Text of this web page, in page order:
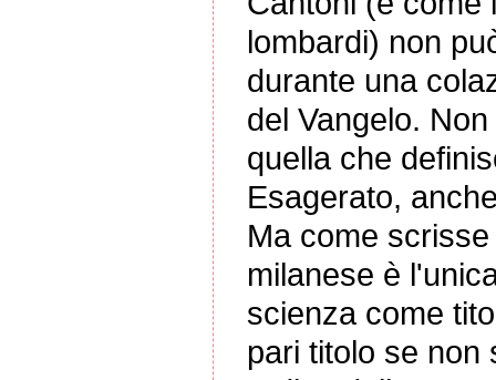
lombardi) non
durante una
del Vangelo.
quella che
Esagerato,
Ma come
milanese è
scienza come
pari titolo se non